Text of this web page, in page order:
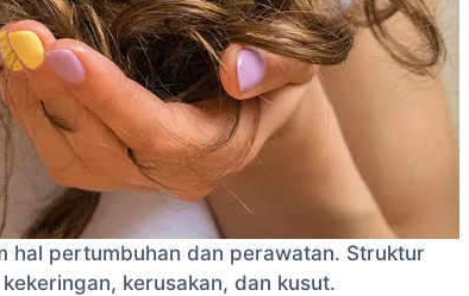
hal pertumbuhan dan perawatan. Struktur
kerusakan, dan kusut.